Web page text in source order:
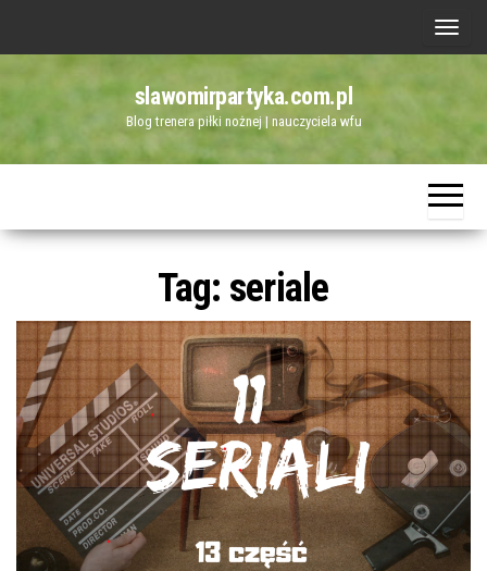
P
ą
c
z
w
g
a
c
j
ę
slawomirpartyka.com.pl
Blog trenera piłki nożnej | nauczyciela wfu
Tag: seriale